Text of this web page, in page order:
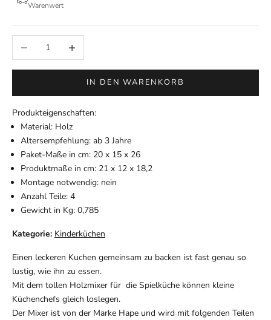
Warenwert
Anzahl verringernAnzahl erhöhen
IN DEN WARENKORB
Produkteigenschaften:
Material: Holz
Altersempfehlung: ab 3 Jahre
Paket-Maße in cm: 20 x 15 x 26
Produktmaße in cm: 21 x 12 x 18,2
Montage notwendig: nein
Anzahl Teile: 4
Gewicht in Kg: 0,785
Kategorie: Kinderküchen
Einen leckeren Kuchen gemeinsam zu backen ist fast genau so
lustig, wie ihn zu essen.
Mit dem tollen Holzmixer für die Spielküche können kleine
Küchenchefs gleich loslegen.
Der Mixer ist von der Marke Hape und wird mit folgenden Teilen